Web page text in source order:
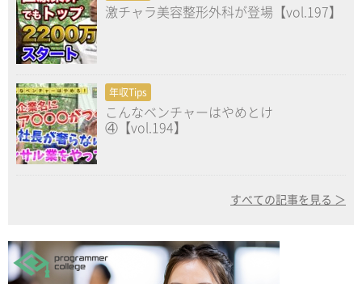
激チャラ美容整形外科が登場【vol.197】
年収Tips
こんなベンチャーはやめとけ
④【vol.194】
すべての記事を見る ＞